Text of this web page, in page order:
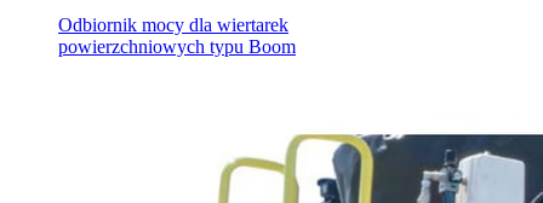
Odbiornik mocy dla wiertarek
powierzchniowych typu Boom